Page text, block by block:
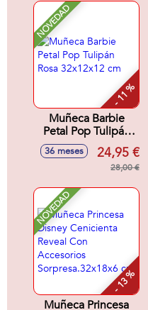
NOVEDAD
- 11 %
Muñeca Barbie
Petal Pop Tulipán
Rosa 32x12x12 cm
36 meses 24,95 €
28,00 €
NOVEDAD
- 13 %
Muñeca Princesa